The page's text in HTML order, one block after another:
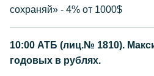
сохраняй» - 4% от 1000$
10:00 АТБ (лиц.№ 1810).
годовых в рублях.